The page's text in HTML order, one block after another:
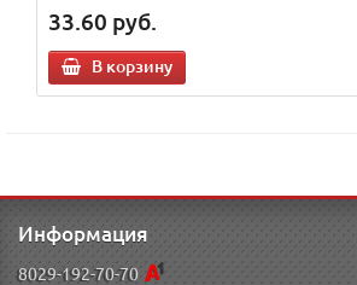
33.60 руб.
В корзину
Информация
8029-192-70-70